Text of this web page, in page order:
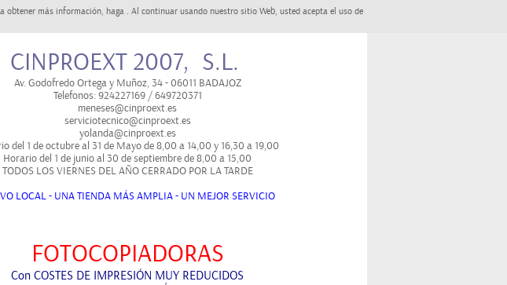
más información, haga . Al continuar usando nuestro sitio Web, usted acepta el uso de
CINPROEXT 2007, S.L.
Av. Godofredo Ortega y Muñoz, 34 - 06011 BADAJOZ
Telefonos: 924227169 / 649720371
meneses@cinproext.es
serviciotecnico@cinproext.es
yolanda@cinproext.es
del 1 de octubre al 31 de Mayo de 8,00 a 14,00 y 16,30 a 19,00
Horario del 1 de junio al 30 de septiembre de 8,00 a 15,00
TODOS LOS VIERNES DEL AÑO CERRADO POR LA TARDE
LOCAL - UNA TIENDA MÁS AMPLIA - UN MEJOR SERVICIO
FOTOCOPIADORAS
Con COSTES DE IMPRESIÓN MUY REDUCIDOS